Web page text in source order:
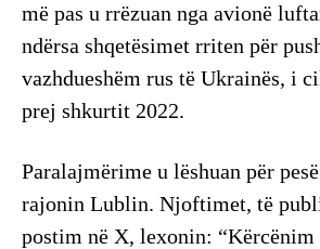
më pas u rrëzuan nga avionë
ndërsa shqetësimet rriten për
vazhdueshëm rus të Ukrainës, i
prej shkurtit 2022.
Paralajmërime u lëshuan për
rajonin Lublin. Njoftimet, të
postim në X, lexonin: